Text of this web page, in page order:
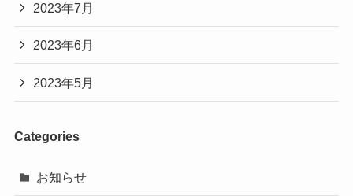
2023年7月
2023年6月
2023年5月
Categories
お知らせ